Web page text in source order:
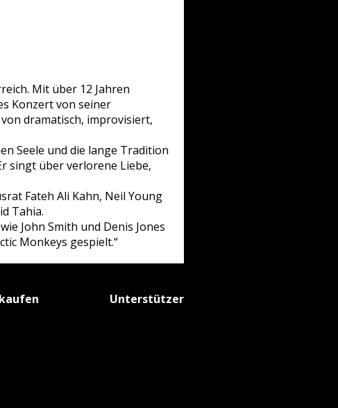
Mit über 12 Jahren
Konzert von seiner
dramatisch, improvisiert,
Seele und die lange Tradition
singt über verlorene Liebe,
Fateh Ali Kahn, Neil Young
Tahia.
John Smith und Denis Jones
Monkeys gespielt.“
Unterstützer